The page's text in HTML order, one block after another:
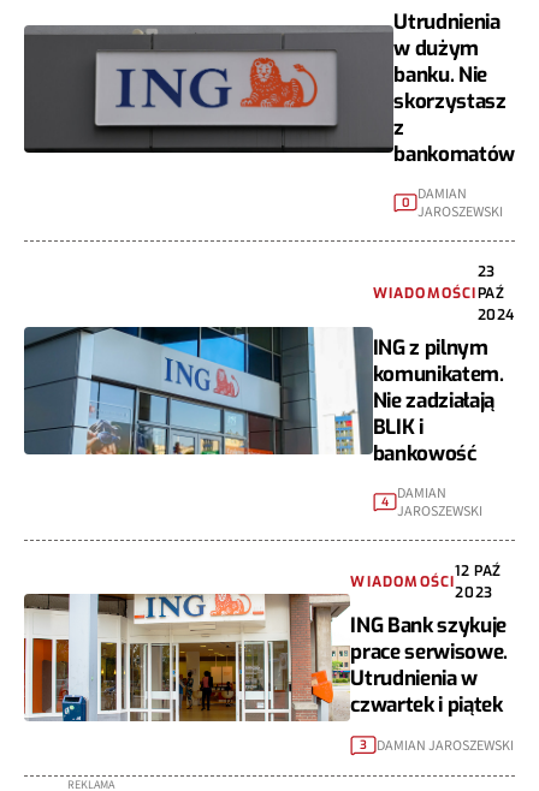
Utrudnienia
w dużym
banku. Nie
skorzystasz
z
bankomatów
0
DAMIAN
JAROSZEWSKI
WIADOMOŚCI
23
PAŹ
2024
ING z pilnym
komunikatem.
Nie zadziałają
BLIK i
bankowość
4 DAMIAN
JAROSZEWSKI
WIADOMOŚCI
12 PAŹ
2023
ING Bank szykuje
prace serwisowe.
Utrudnienia w
czwartek i piątek
3 DAMIAN JAROSZEWSKI